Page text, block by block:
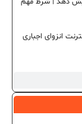
انزوای اجباری